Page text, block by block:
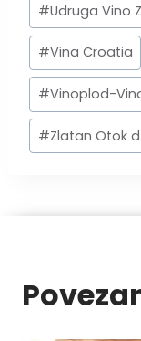
#Udruga Vino
#Vina Croatia
#Vinoplod-
#Zlatan Otok